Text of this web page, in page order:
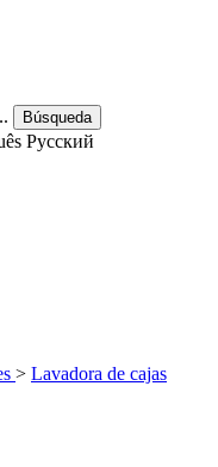
Búsqueda
Pусский
> Lavadora de cajas